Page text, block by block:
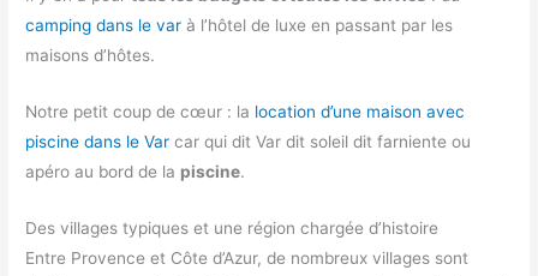
camping dans le varà l’hôtel de luxe en passant par les
maisons d’hôtes.
Notre petit coup de cœur : la location d’une maison avec
piscine dans le Var car qui dit Var dit soleil dit farniente ou
apéro au bord de la piscine.
Des villages typiques et une région chargée d’histoire
Entre Provence et Côte d’Azur, de nombreux villages sont